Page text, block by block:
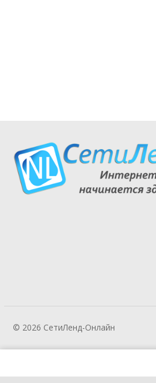
© 2026 СетиЛенд-Онлайн